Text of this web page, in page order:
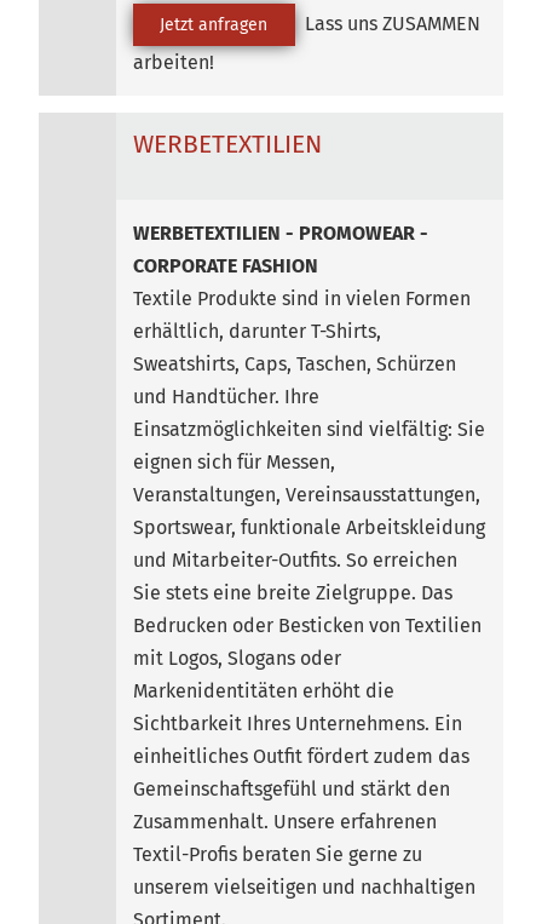
Jetzt anfragen
Lass uns ZUSAMMEN
arbeiten!
WERBETEXTILIEN
WERBETEXTILIEN - PROMOWEAR -
CORPORATE FASHION
Textile Produkte sind in vielen Formen
erhältlich, darunter T-Shirts,
Sweatshirts, Caps, Taschen, Schürzen
und Handtücher. Ihre
Einsatzmöglichkeiten sind vielfältig: Sie
eignen sich für Messen,
Veranstaltungen, Vereinsausstattungen,
Sportswear, funktionale Arbeitskleidung
und Mitarbeiter-Outfits. So erreichen
Sie stets eine breite Zielgruppe. Das
Bedrucken oder Besticken von Textilien
mit Logos, Slogans oder
Markenidentitäten erhöht die
Sichtbarkeit Ihres Unternehmens. Ein
einheitliches Outfit fördert zudem das
Gemeinschaftsgefühl und stärkt den
Zusammenhalt. Unsere erfahrenen
Textil-Profis beraten Sie gerne zu
unserem vielseitigen und nachhaltigen